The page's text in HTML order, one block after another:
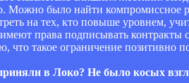
Можно было найти компромиссное
на тех, кто повыше уровнем,
права подписывать
что такое ограничение позитивно
в Локо? Не было косых